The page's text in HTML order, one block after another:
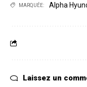
MARQUÉE: Alpha
Laissez un